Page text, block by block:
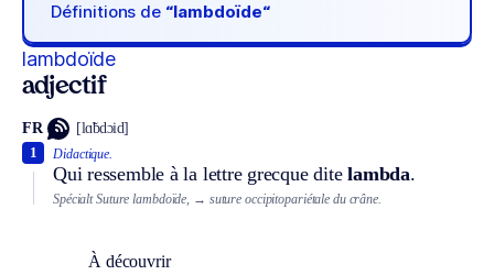
Définitions de “lambdoïde“
lambdoïde
adjectif
FR [lɑ̃bdɔid]
Didactique.
Qui ressemble à la lettre grecque ditelambda.
1
Spécialt Suture lambdoïde, → suture occipitopariétale du crâne.
À découvrir